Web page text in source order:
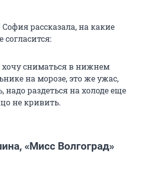
София рассказала, на какие
хочу сниматься в нижнем
на морозе, это же ужас,
надо раздеться на холоде еще
не кривить.
«Мисс Волгоград»